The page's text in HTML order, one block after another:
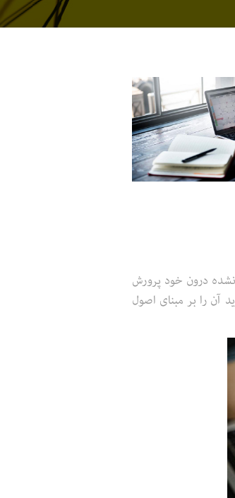
درون خود پرورش
آن را بر مبنای اصول